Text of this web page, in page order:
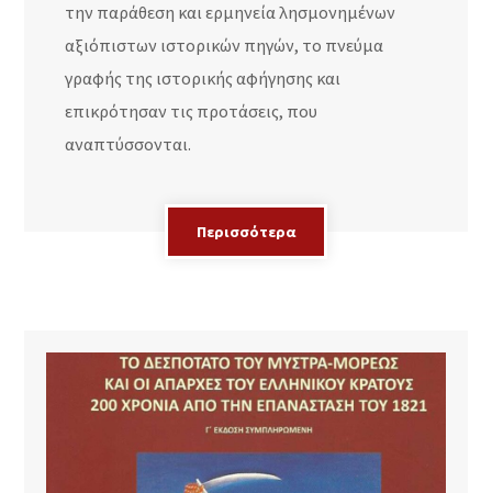
την παράθεση και ερμηνεία λησμονημένων
αξιόπιστων ιστορικών πηγών, το πνεύμα
γραφής της ιστορικής αφήγησης και
επικρότησαν τις προτάσεις, που
αναπτύσσονται.
Περισσότερα